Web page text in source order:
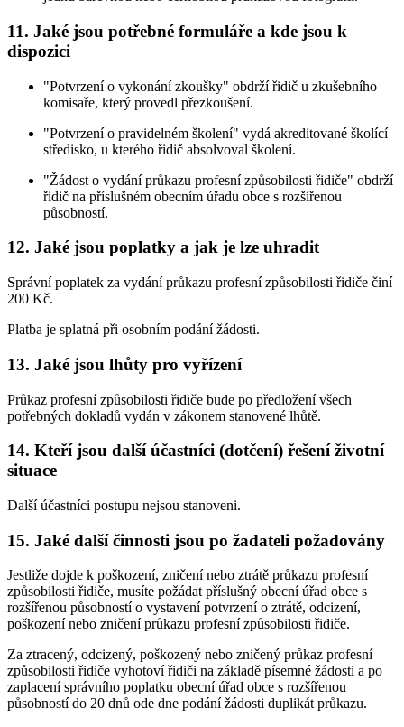
11. Jaké jsou potřebné formuláře a kde jsou k
dispozici
"Potvrzení o vykonání zkoušky" obdrží řidič u zkušebního
komisaře, který provedl přezkoušení.
"Potvrzení o pravidelném školení" vydá akreditované školící
středisko, u kterého řidič absolvoval školení.
"Žádost o vydání průkazu profesní způsobilosti řidiče" obdrží
řidič na příslušném obecním úřadu obce s rozšířenou
působností.
12. Jaké jsou poplatky a jak je lze uhradit
Správní poplatek za vydání průkazu profesní způsobilosti řidiče činí
200 Kč.
Platba je splatná při osobním podání žádosti.
13. Jaké jsou lhůty pro vyřízení
Průkaz profesní způsobilosti řidiče bude po předložení všech
potřebných dokladů vydán v zákonem stanovené lhůtě.
14. Kteří jsou další účastníci (dotčení) řešení životní
situace
Další účastníci postupu nejsou stanoveni.
15. Jaké další činnosti jsou po žadateli požadovány
Jestliže dojde k poškození, zničení nebo ztrátě průkazu profesní
způsobilosti řidiče, musíte požádat příslušný obecní úřad obce s
rozšířenou působností o vystavení potvrzení o ztrátě, odcizení,
poškození nebo zničení průkazu profesní způsobilosti řidiče.
Za ztracený, odcizený, poškozený nebo zničený průkaz profesní
způsobilosti řidiče vyhotoví řidiči na základě písemné žádosti a po
zaplacení správního poplatku obecní úřad obce s rozšířenou
působností do 20 dnů ode dne podání žádosti duplikát průkazu.